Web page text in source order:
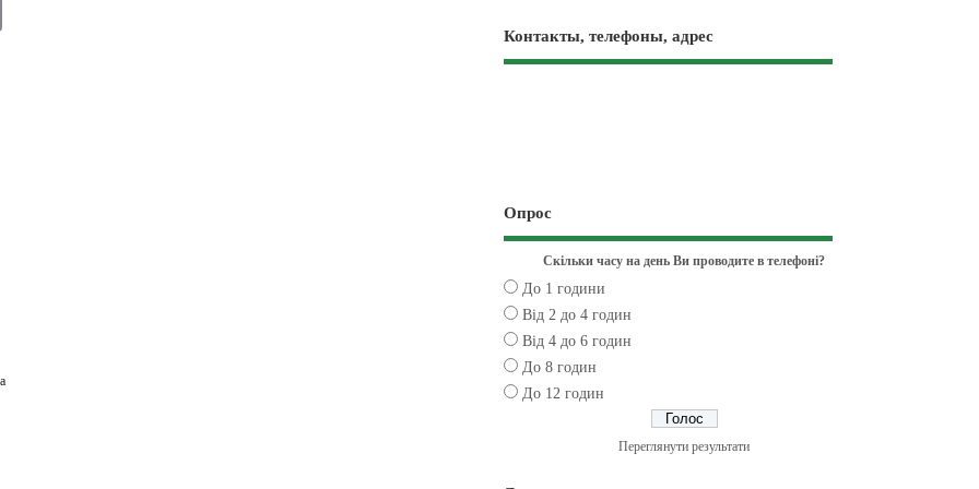
Контакты, телефоны, адрес
Опрос
Скільки часу на день Ви проводите в телефоні?
До 1 години
Від 2 до 4 годин
Від 4 до 6 годин
До 8 годин
До 12 годин
Переглянути результати